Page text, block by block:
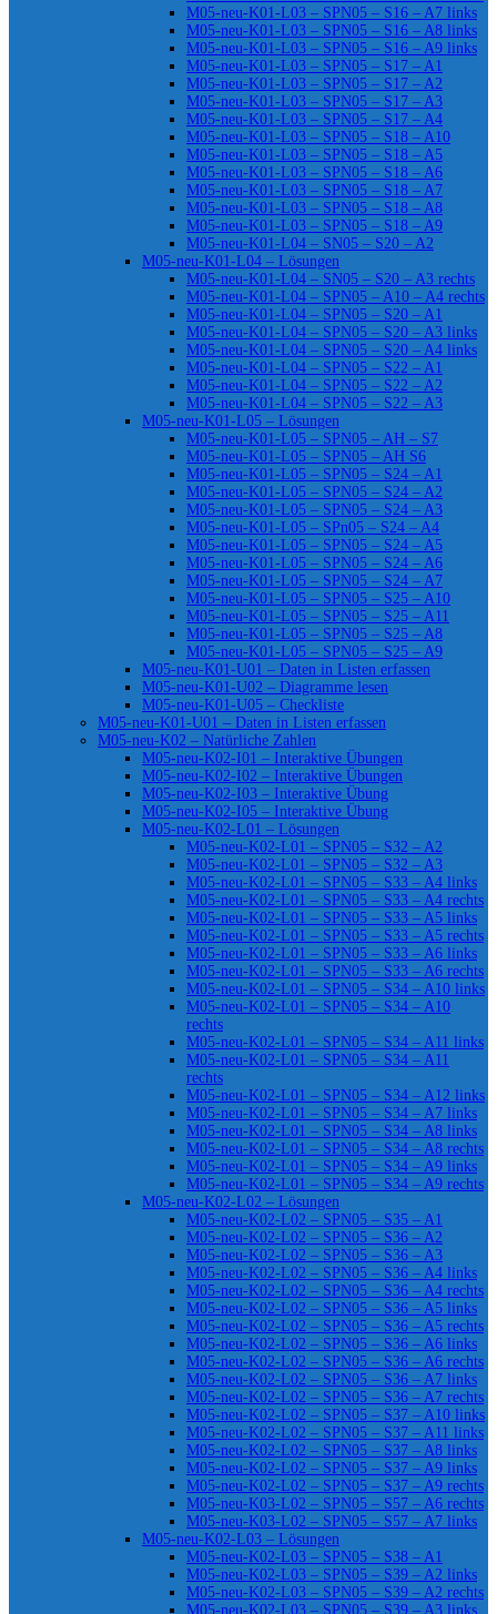
M05-neu-K01-L03 – SPN05 – S16 – A7 links
M05-neu-K01-L03 – SPN05 – S16 – A8 links
M05-neu-K01-L03 – SPN05 – S16 – A9 links
M05-neu-K01-L03 – SPN05 – S17 – A1
M05-neu-K01-L03 – SPN05 – S17 – A2
M05-neu-K01-L03 – SPN05 – S17 – A3
M05-neu-K01-L03 – SPN05 – S17 – A4
M05-neu-K01-L03 – SPN05 – S18 – A10
M05-neu-K01-L03 – SPN05 – S18 – A5
M05-neu-K01-L03 – SPN05 – S18 – A6
M05-neu-K01-L03 – SPN05 – S18 – A7
M05-neu-K01-L03 – SPN05 – S18 – A8
M05-neu-K01-L03 – SPN05 – S18 – A9
M05-neu-K01-L04 – SN05 – S20 – A2
M05-neu-K01-L04 – Lösungen
M05-neu-K01-L04 – SN05 – S20 – A3 rechts
M05-neu-K01-L04 – SPN05 – A10 – A4 rechts
M05-neu-K01-L04 – SPN05 – S20 – A1
M05-neu-K01-L04 – SPN05 – S20 – A3 links
M05-neu-K01-L04 – SPN05 – S20 – A4 links
M05-neu-K01-L04 – SPN05 – S22 – A1
M05-neu-K01-L04 – SPN05 – S22 – A2
M05-neu-K01-L04 – SPN05 – S22 – A3
M05-neu-K01-L05 – Lösungen
M05-neu-K01-L05 – SPN05 – AH – S7
M05-neu-K01-L05 – SPN05 – AH S6
M05-neu-K01-L05 – SPN05 – S24 – A1
M05-neu-K01-L05 – SPN05 – S24 – A2
M05-neu-K01-L05 – SPN05 – S24 – A3
M05-neu-K01-L05 – SPn05 – S24 – A4
M05-neu-K01-L05 – SPN05 – S24 – A5
M05-neu-K01-L05 – SPN05 – S24 – A6
M05-neu-K01-L05 – SPN05 – S24 – A7
M05-neu-K01-L05 – SPN05 – S25 – A10
M05-neu-K01-L05 – SPN05 – S25 – A11
M05-neu-K01-L05 – SPN05 – S25 – A8
M05-neu-K01-L05 – SPN05 – S25 – A9
M05-neu-K01-U01 – Daten in Listen erfassen
M05-neu-K01-U02 – Diagramme lesen
M05-neu-K01-U05 – Checkliste
M05-neu-K01-U01 – Daten in Listen erfassen
M05-neu-K02 – Natürliche Zahlen
M05-neu-K02-I01 – Interaktive Übungen
M05-neu-K02-I02 – Interaktive Übungen
M05-neu-K02-I03 – Interaktive Übung
M05-neu-K02-I05 – Interaktive Übung
M05-neu-K02-L01 – Lösungen
M05-neu-K02-L01 – SPN05 – S32 – A2
M05-neu-K02-L01 – SPN05 – S32 – A3
M05-neu-K02-L01 – SPN05 – S33 – A4 links
M05-neu-K02-L01 – SPN05 – S33 – A4 rechts
M05-neu-K02-L01 – SPN05 – S33 – A5 links
M05-neu-K02-L01 – SPN05 – S33 – A5 rechts
M05-neu-K02-L01 – SPN05 – S33 – A6 links
M05-neu-K02-L01 – SPN05 – S33 – A6 rechts
M05-neu-K02-L01 – SPN05 – S34 – A10 links
M05-neu-K02-L01 – SPN05 – S34 – A10
rechts
M05-neu-K02-L01 – SPN05 – S34 – A11 links
M05-neu-K02-L01 – SPN05 – S34 – A11
rechts
M05-neu-K02-L01 – SPN05 – S34 – A12 links
M05-neu-K02-L01 – SPN05 – S34 – A7 links
M05-neu-K02-L01 – SPN05 – S34 – A8 links
M05-neu-K02-L01 – SPN05 – S34 – A8 rechts
M05-neu-K02-L01 – SPN05 – S34 – A9 links
M05-neu-K02-L01 – SPN05 – S34 – A9 rechts
M05-neu-K02-L02 – Lösungen
M05-neu-K02-L02 – SPN05 – S35 – A1
M05-neu-K02-L02 – SPN05 – S36 – A2
M05-neu-K02-L02 – SPN05 – S36 – A3
M05-neu-K02-L02 – SPN05 – S36 – A4 links
M05-neu-K02-L02 – SPN05 – S36 – A4 rechts
M05-neu-K02-L02 – SPN05 – S36 – A5 links
M05-neu-K02-L02 – SPN05 – S36 – A5 rechts
M05-neu-K02-L02 – SPN05 – S36 – A6 links
M05-neu-K02-L02 – SPN05 – S36 – A6 rechts
M05-neu-K02-L02 – SPN05 – S36 – A7 links
M05-neu-K02-L02 – SPN05 – S36 – A7 rechts
M05-neu-K02-L02 – SPN05 – S37 – A10 links
M05-neu-K02-L02 – SPN05 – S37 – A11 links
M05-neu-K02-L02 – SPN05 – S37 – A8 links
M05-neu-K02-L02 – SPN05 – S37 – A9 links
M05-neu-K02-L02 – SPN05 – S37 – A9 rechts
M05-neu-K03-L02 – SPN05 – S57 – A6 rechts
M05-neu-K03-L02 – SPN05 – S57 – A7 links
M05-neu-K02-L03 – Lösungen
M05-neu-K02-L03 – SPN05 – S38 – A1
M05-neu-K02-L03 – SPN05 – S39 – A2 links
M05-neu-K02-L03 – SPN05 – S39 – A2 rechts
M05-neu-K02-L03 – SPN05 – S39 – A3 links